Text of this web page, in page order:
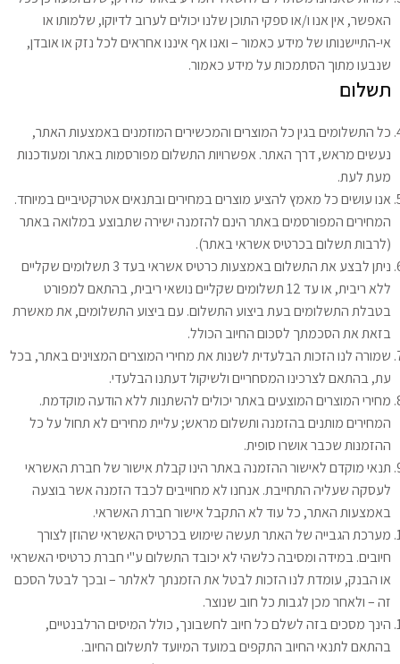
האפשר, אין אנו ו/או ספקי התוכן שלנו יכולים לערוב לדיוקו, שלמותו או
אי-התיישנותו של מידע כאמור – ואנו אף איננו אחראים לכל נזק או אובדן,
שנבעו מתוך הסתמכות על מידע כאמור.
תשלום
כל התשלומים בגין כל המוצרים והמכשירים המוזמנים באמצעות האתר,
נעשים מראש, דרך האתר. אפשרויות התשלום מפורסמות באתר ומעודכנות
מעת לעת.
אנו עושים כל מאמץ להציע מוצרים במחירים ובתנאים אטרקטיביים במיוחד.
המחירים המפורסמים באתר הינם להזמנה ישירה שתבוצע במלואה באתר
(לרבות תשלום בכרטיס אשראי באתר).
ניתן לבצע את התשלום באמצעות כרטיס אשראי בעד 3 תשלומים שקליים
ללא ריבית, או עד 12 תשלומים שקליים נושאי ריבית, בהתאם למפורט
בטבלת התשלומים בעת ביצוע התשלום. עם ביצוע התשלומים, את מאשרת
בזאת את הסכמתך לסכום החיוב הכולל.
שמורה לנו הזכות הבלעדית לשנות את מחירי המוצרים המצוינים באתר, בכל
עת, בהתאם לצרכינו המסחריים ולשיקול דעתנו הבלעדי.
מחירי המוצרים המוצעים באתר יכולים להשתנות ללא הודעה מוקדמת.
המחירים מותנים בהזמנה ותשלום מראש; עליית מחירים לא תחול על כל
ההזמנות שכבר אושרו סופית.
תנאי מוקדם לאישור ההזמנה באתר הינו קבלת אישור של חברת האשראי
לעסקה שעליה התחייבת. אנחנו לא מחוייבים לכבד הזמנה אשר בוצעה
באמצעות האתר, כל עוד לא התקבל אישור חברת האשראי.
מערכת הגבייה של האתר תעשה שימוש בכרטיס האשראי שהוזן לצורך
חיובים. במידה ומסיבה כלשהי לא יכובד התשלום ע"י חברת כרטיסי האשראי
או הבנק, עומדת לנו הזכות לבטל את הזמנתך לאלתר – ובכך לבטל הסכם
זה – ולאחר מכן לגבות כל חוב שנוצר.
הינך מסכים בזה לשלם כל חיוב לחשבונך, כולל המיסים הרלבנטיים,
בהתאם לתנאי החיוב התקפים במועד המיועד לתשלום החיוב.